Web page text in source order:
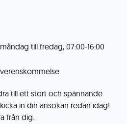
till fredag, 07:00-16:00
till ett stort och spännande
in din ansökan redan idag!
från dig.